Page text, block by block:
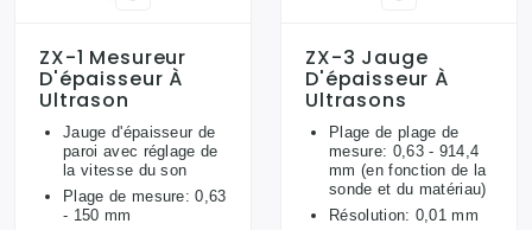
ZX-1 Mesureur
D'épaisseur À
Ultrason
Jauge d'épaisseur de
paroi avec réglage de
la vitesse du son
Plage de mesure: 0,63
- 150 mm
ZX-3 Jauge
D'épaisseur À
Ultrasons
Plage de plage de
mesure: 0,63 - 914,4
mm (en fonction de la
sonde et du matériau)
Résolution: 0,01 mm